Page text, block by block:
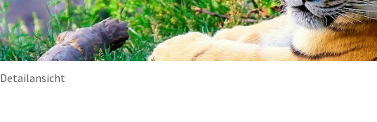
Detailansicht